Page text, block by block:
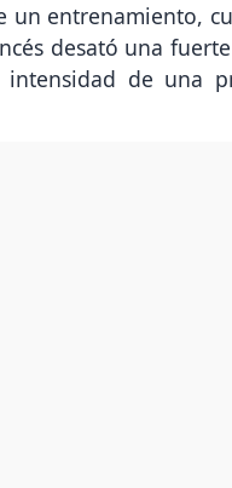
un entrenamiento,
desató una
de una